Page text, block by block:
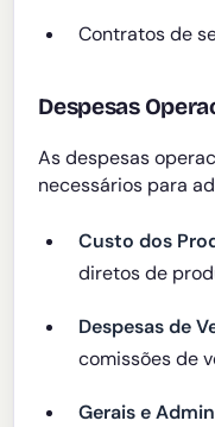
Contratos de
Despesas
As despesas
necessários para
Custo dos
diretos de
Despesas de
comissões de
Gerais e